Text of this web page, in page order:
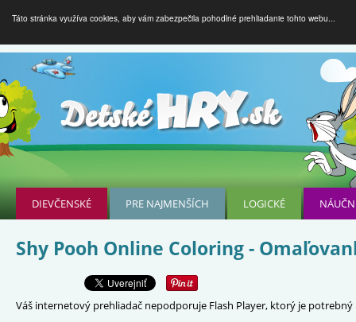
Táto stránka využíva cookies, aby vám zabezpečila pohodlné prehliadanie tohto webu...
DIEVČENSKÉ PRE NAJMENŠÍCH LOGICKÉ
Shy Pooh Online Coloring -
Váš internetový prehliadač nepodporuje Flash Player, ktorý je